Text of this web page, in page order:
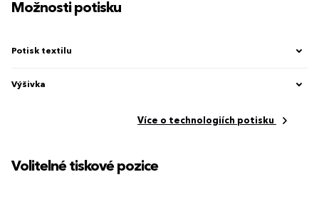
Možnosti potisku
Potisk textilu
Výšivka
Více o technologiích potisku
Volitelné tiskové pozice